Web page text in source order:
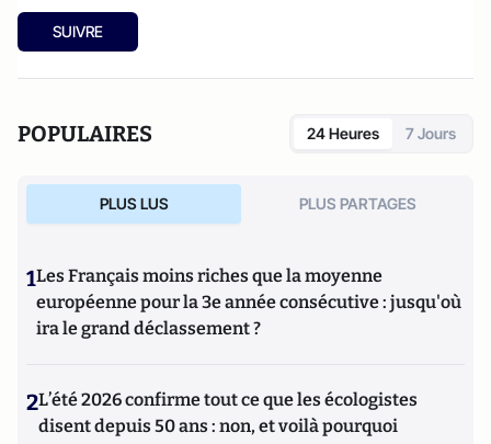
SUIVRE
POPULAIRES 24 Heures 7 Jours
PLUS LUS PLUS PARTAGES
1Les Français moins riches que la moyenne
européenne pour la 3e année consécutive : jusqu'où
ira le grand déclassement ?
2L’été 2026 confirme tout ce que les écologistes
disent depuis 50 ans : non, et voilà pourquoi